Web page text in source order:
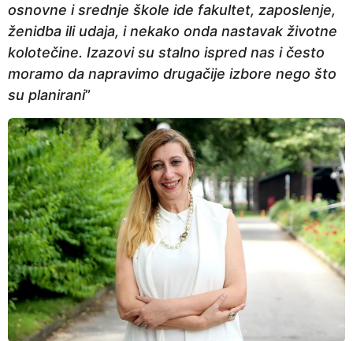
osnovne i srednje škole ide fakultet, zaposlenje,
ženidba ili udaja, i nekako onda nastavak životne
kolotečine. Izazovi su stalno ispred nas i često
moramo da napravimo drugačije izbore nego što
su planirani”